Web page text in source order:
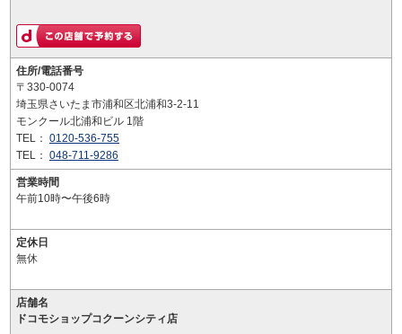
住所/電話番号
〒330-0074
埼玉県さいたま市浦和区北浦和3-2-11
モンクール北浦和ビル 1階
TEL： 0120-536-755
TEL： 048-711-9286
営業時間
午前10時〜午後6時
定休日
無休
店舗名
ドコモショップコクーンシティ店